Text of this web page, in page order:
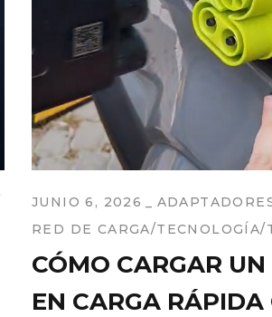
JUNIO 6, 2026
RED DE CARGA TECNOLOGÍA
CÓMO CARGAR UN
EN CARGA RÁPIDA